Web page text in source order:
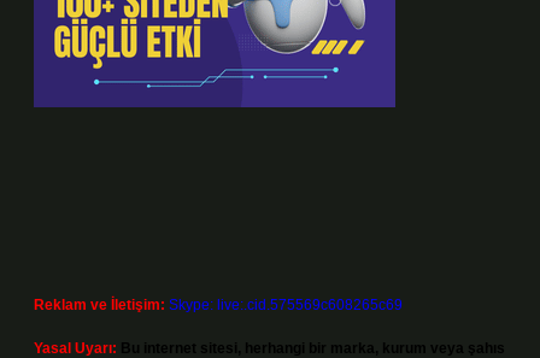
Reklam ve İletişim: Skype: live:.cid.575569c608265c69
Yasal Uyarı: Bu internet sitesi, herhangi bir marka, kurum veya şahıs